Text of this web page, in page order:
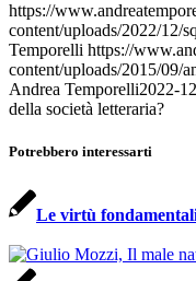
https://
content/uploads/2022/12/
Temporelli https://
content/uploads/2015/09/
Andrea Temporelli2022-
della società letteraria?
Potrebbero interessarti
Le virtù